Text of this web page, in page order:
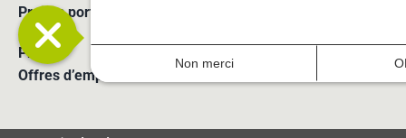
Projets portés par le RARE
Presse
Offres d’emploi
Non merci